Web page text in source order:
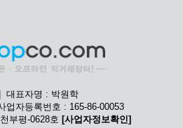
대표자명 : 박원학
업자등록번호 : 165-86-00053
부평-0628호 [사업자정보확인]